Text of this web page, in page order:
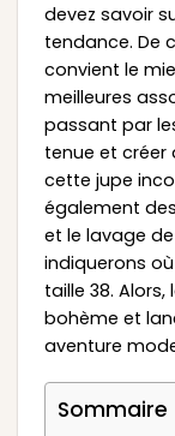
devez savoir
tendance. De
convient le
meilleures
passant par
tenue et créer
cette jupe
également
et le lavage
indiquerons
taille 38.
bohème et
aventure
Sommaire